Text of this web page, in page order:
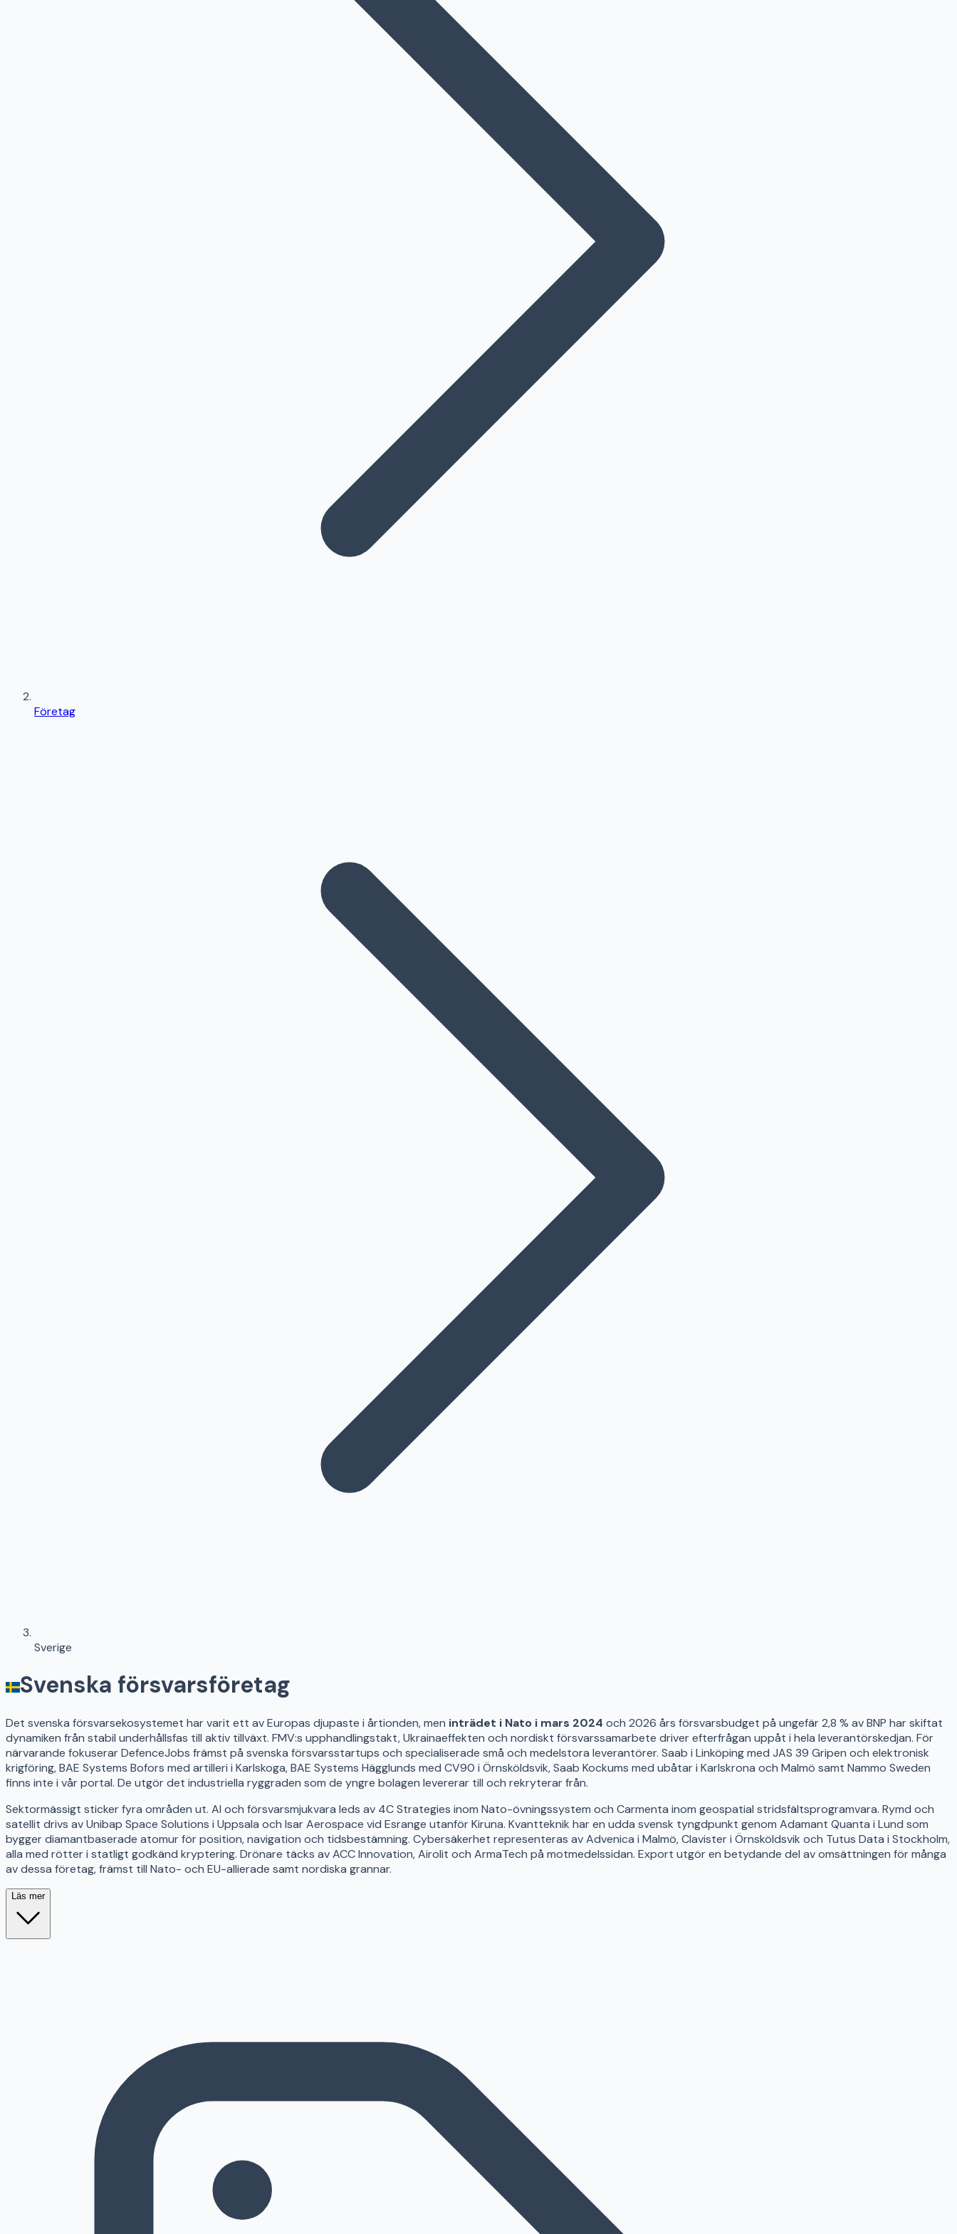
Företag
Sverige
Svenska försvarsföretag
Det svenska försvarsekosystemet har varit ett av Europas djupaste i årtionden, men inträdet i Nato i mars 2024 och 2026 års försvarsbudget på ungefär 2,8 % av BNP har skiftat
dynamiken från stabil underhållsfas till aktiv tillväxt. FMV:s upphandlingstakt, Ukrainaeffekten och nordiskt försvarssamarbete driver efterfrågan uppåt i hela leverantörskedjan. För
närvarande fokuserar DefenceJobs främst på svenska försvarsstartups och specialiserade små och medelstora leverantörer. Saab i Linköping med JAS 39 Gripen och elektronisk
krigföring, BAE Systems Bofors med artilleri i Karlskoga, BAE Systems Hägglunds med CV90 i Örnsköldsvik, Saab Kockums med ubåtar i Karlskrona och Malmö samt Nammo Sweden
finns inte i vår portal. De utgör det industriella ryggraden som de yngre bolagen levererar till och rekryterar från.
Sektormässigt sticker fyra områden ut. AI och försvarsmjukvara leds av 4C Strategies inom Nato-övningssystem och Carmenta inom geospatial stridsfältsprogramvara. Rymd och
satellit drivs av Unibap Space Solutions i Uppsala och Isar Aerospace vid Esrange utanför Kiruna. Kvantteknik har en udda svensk tyngdpunkt genom Adamant Quanta i Lund som
bygger diamantbaserade atomur för position, navigation och tidsbestämning. Cybersäkerhet representeras av Advenica i Malmö, Clavister i Örnsköldsvik och Tutus Data i Stockholm,
alla med rötter i statligt godkänd kryptering. Drönare täcks av ACC Innovation, Airolit och ArmaTech på motmedelssidan. Export utgör en betydande del av omsättningen för många
av dessa företag, främst till Nato- och EU-allierade samt nordiska grannar.
Läs mer